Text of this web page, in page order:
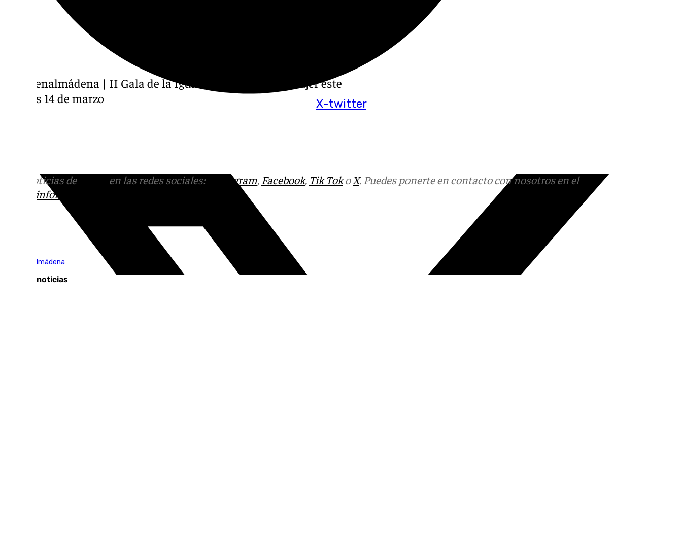
X-twitter
Vive Benalmádena | II Gala de la Igualdad del Día de la Mujer este
viernes 14 de marzo
Más noticias de en las redes sociales: Instagram, Facebook, Tik TokoX. Puedes ponerte en contacto con nosotros en el
informativos@101tv.es
Vive Benalmádena
Últimas noticias